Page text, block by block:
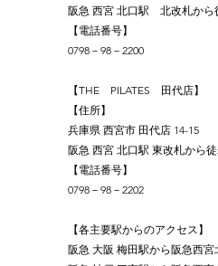
阪急 西宮 北口駅　北改札から
【電話番号】
0798－98－2200
【THE　PILATES　田代店】
【住所】
兵庫県 西宮市 田代店 14-15
阪急 西宮 北口駅 東改札から
【電話番号】
0798－98－2202
【各主要駅からのアクセス】
阪急 大阪 梅田駅から阪急西